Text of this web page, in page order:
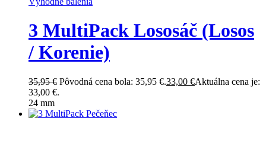
3 MultiPack Lososáč (Losos
/ Korenie)
35,95€ Pôvodná cena bola: 35,95 €.33,00 €Aktuálna cena je:
33,00 €.
24 mm